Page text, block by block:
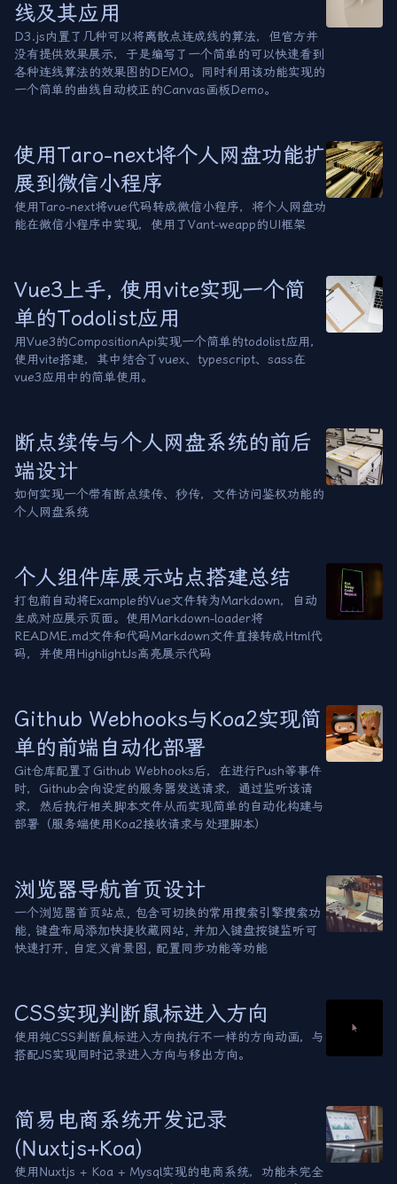
线及其应用
D3.js内置了几种可以将离散点连成线的算法，但官方并
没有提供效果展示，于是编写了一个简单的可以快速看到
各种连线算法的效果图的DEMO。同时利用该功能实现的
一个简单的曲线自动校正的Canvas画板Demo。
使用Taro-next将个人网盘功能扩
展到微信小程序
使用Taro-next将vue代码转成微信小程序，将个人网盘功
能在微信小程序中实现，使用了Vant-weapp的UI框架
Vue3上手, 使用vite实现一个简
单的Todolist应用
用Vue3的CompositionApi实现一个简单的todolist应用，
使用vite搭建，其中结合了vuex、typescript、sass在
vue3应用中的简单使用。
断点续传与个人网盘系统的前后
端设计
如何实现一个带有断点续传、秒传，文件访问鉴权功能的
个人网盘系统
个人组件库展示站点搭建总结
打包前自动将Example的Vue文件转为Markdown，自动
生成对应展示页面。使用Markdown-loader将
README.md文件和代码Markdown文件直接转成Html代
码，并使用HighlightJs高亮展示代码
Github Webhooks与Koa2实现简
单的前端自动化部署
Git仓库配置了Github Webhooks后，在进行Push等事件
时，Github会向设定的服务器发送请求，通过监听该请
求，然后执行相关脚本文件从而实现简单的自动化构建与
部署（服务端使用Koa2接收请求与处理脚本）
浏览器导航首页设计
一个浏览器首页站点, 包含可切换的常用搜索引擎搜索功
能, 键盘布局添加快捷收藏网站, 并加入键盘按键监听可
快速打开, 自定义背景图, 配置同步功能等功能
CSS实现判断鼠标进入方向
使用纯CSS判断鼠标进入方向执行不一样的方向动画，与
搭配JS实现同时记录进入方向与移出方向。
简易电商系统开发记录
(Nuxtjs+Koa)
使用Nuxtjs + Koa + Mysql实现的电商系统，功能未完全